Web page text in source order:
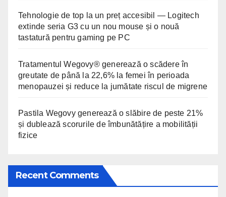
Tehnologie de top la un preț accesibil — Logitech
extinde seria G3 cu un nou mouse și o nouă
tastatură pentru gaming pe PC
Tratamentul Wegovy® generează o scădere în
greutate de până la 22,6% la femei în perioada
menopauzei și reduce la jumătate riscul de migrene
Pastila Wegovy generează o slăbire de peste 21%
și dublează scorurile de îmbunătățire a mobilității
fizice
Recent Comments